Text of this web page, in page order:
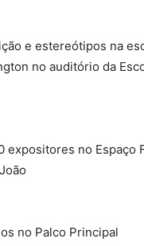
e estereótipos na
no auditório da
expositores no Espaço
no Palco Principal